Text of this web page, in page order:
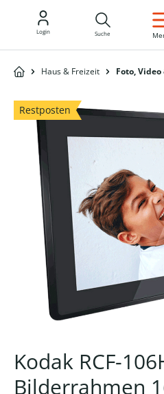
Login Suche
Haus & Freizeit Foto,
Restposten
Kodak RCF-
Bilderrahmen